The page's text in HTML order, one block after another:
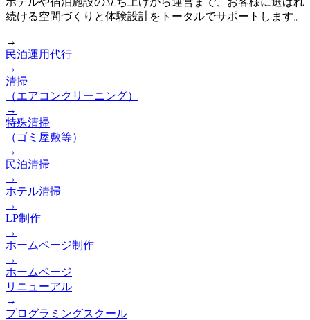
続ける空間づくりと体験設計をトータルでサポートします。
→
民泊運用代行
→
清掃
（エアコンクリーニング）
→
特殊清掃
（ゴミ屋敷等）
→
民泊清掃
→
ホテル清掃
→
LP制作
→
ホームページ制作
→
ホームページ
リニューアル
→
プログラミングスクール